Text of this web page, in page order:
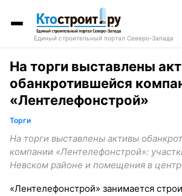
Единый строительный портал Северо-Запада
На торги выставлены
обанкротившейся
«Лентелефонстрой»
Торги
На торги выставлены активы
компании «Лентелефонстрой»:
Невском районе и помещения в
«Лентелефонстрой» занимается